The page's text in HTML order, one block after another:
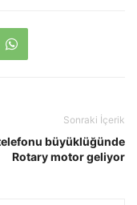
Sonraki İçerik
büyüklüğünde
Rotary motor geliyor